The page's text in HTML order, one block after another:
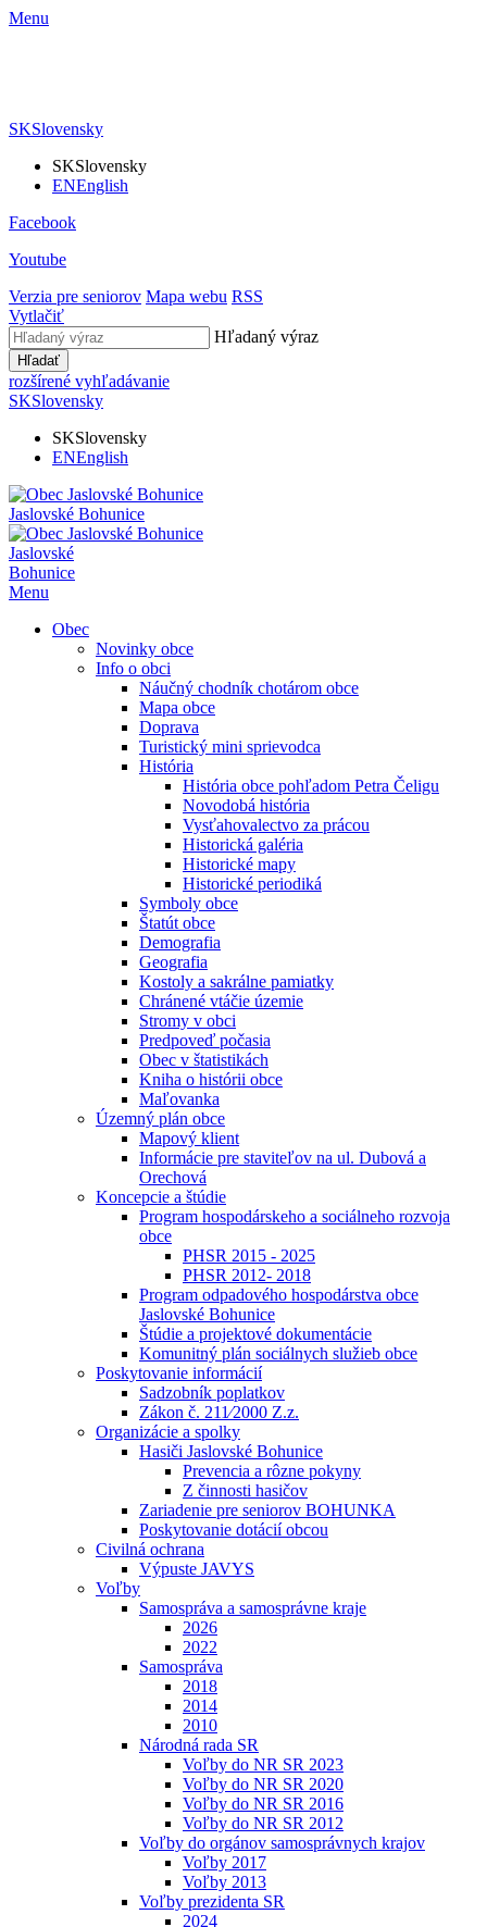
Menu
SKSlovensky
SKSlovensky
ENEnglish
Facebook
Youtube
Verzia pre seniorov Mapa webu RSS
Vytlačiť
Hľadaný výraz
Hľadať
rozšírené vyhľadávanie
SKSlovensky
SKSlovensky
ENEnglish
Jaslovské Bohunice
Jaslovské
Bohunice
Menu
Obec
Novinky obce
Info o obci
Náučný chodník chotárom obce
Mapa obce
Doprava
Turistický mini sprievodca
História
História obce pohľadom Petra Čeligu
Novodobá história
Vysťahovalectvo za prácou
Historická galéria
Historické mapy
Historické periodiká
Symboly obce
Štatút obce
Demografia
Geografia
Kostoly a sakrálne pamiatky
Chránené vtáčie územie
Stromy v obci
Predpoveď počasia
Obec v štatistikách
Kniha o histórii obce
Maľovanka
Územný plán obce
Mapový klient
Informácie pre staviteľov na ul. Dubová a
Orechová
Koncepcie a štúdie
Program hospodárskeho a sociálneho rozvoja
obce
PHSR 2015 - 2025
PHSR 2012- 2018
Program odpadového hospodárstva obce
Jaslovské Bohunice
Štúdie a projektové dokumentácie
Komunitný plán sociálnych služieb obce
Poskytovanie informácií
Sadzobník poplatkov
Zákon č. 211⁄2000 Z.z.
Organizácie a spolky
Hasiči Jaslovské Bohunice
Prevencia a rôzne pokyny
Z činnosti hasičov
Zariadenie pre seniorov BOHUNKA
Poskytovanie dotácií obcou
Civilná ochrana
Výpuste JAVYS
Voľby
Samospráva a samosprávne kraje
2026
2022
Samospráva
2018
2014
2010
Národná rada SR
Voľby do NR SR 2023
Voľby do NR SR 2020
Voľby do NR SR 2016
Voľby do NR SR 2012
Voľby do orgánov samosprávnych krajov
Voľby 2017
Voľby 2013
Voľby prezidenta SR
2024